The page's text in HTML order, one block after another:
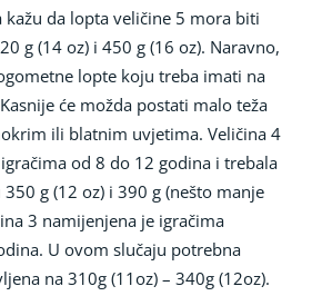
kažu da lopta veličine 5 mora biti
g (14 oz) i 450 g (16 oz). Naravno,
lopte koju treba imati na
će možda postati malo teža
ili blatnim uvjetima. Veličina 4
od 8 do 12 godina i trebala
g (12 oz) i 390 g (nešto manje
3 namijenjena je igračima
U ovom slučaju potrebna
na 310g (11oz) – 340g (12oz).